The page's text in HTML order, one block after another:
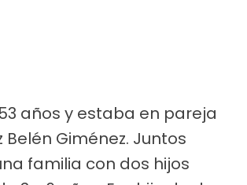
años y estaba en pareja
Giménez. Juntos
familia con dos hijos